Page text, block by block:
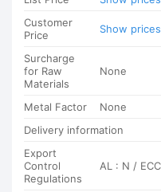
Customer
Price
Show prices
Surcharge
for Raw
Materials
None
Metal Factor
None
Delivery information
Export
Control
Regulations
AL : N /